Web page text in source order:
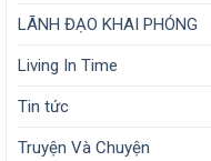
LÃNH ĐẠO KHAI PHÓNG
Living In Time
Tin tức
Truyện Và Chuyện